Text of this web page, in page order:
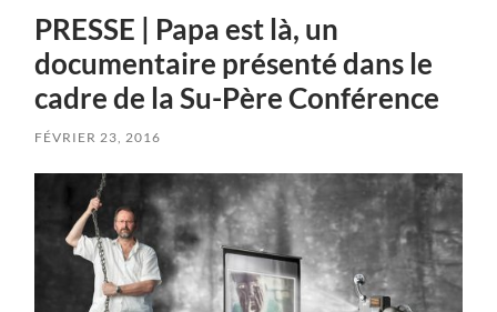
PRESSE | Papa est là, un
documentaire présenté dans le
cadre de la Su-Père Conférence
FÉVRIER 23, 2016